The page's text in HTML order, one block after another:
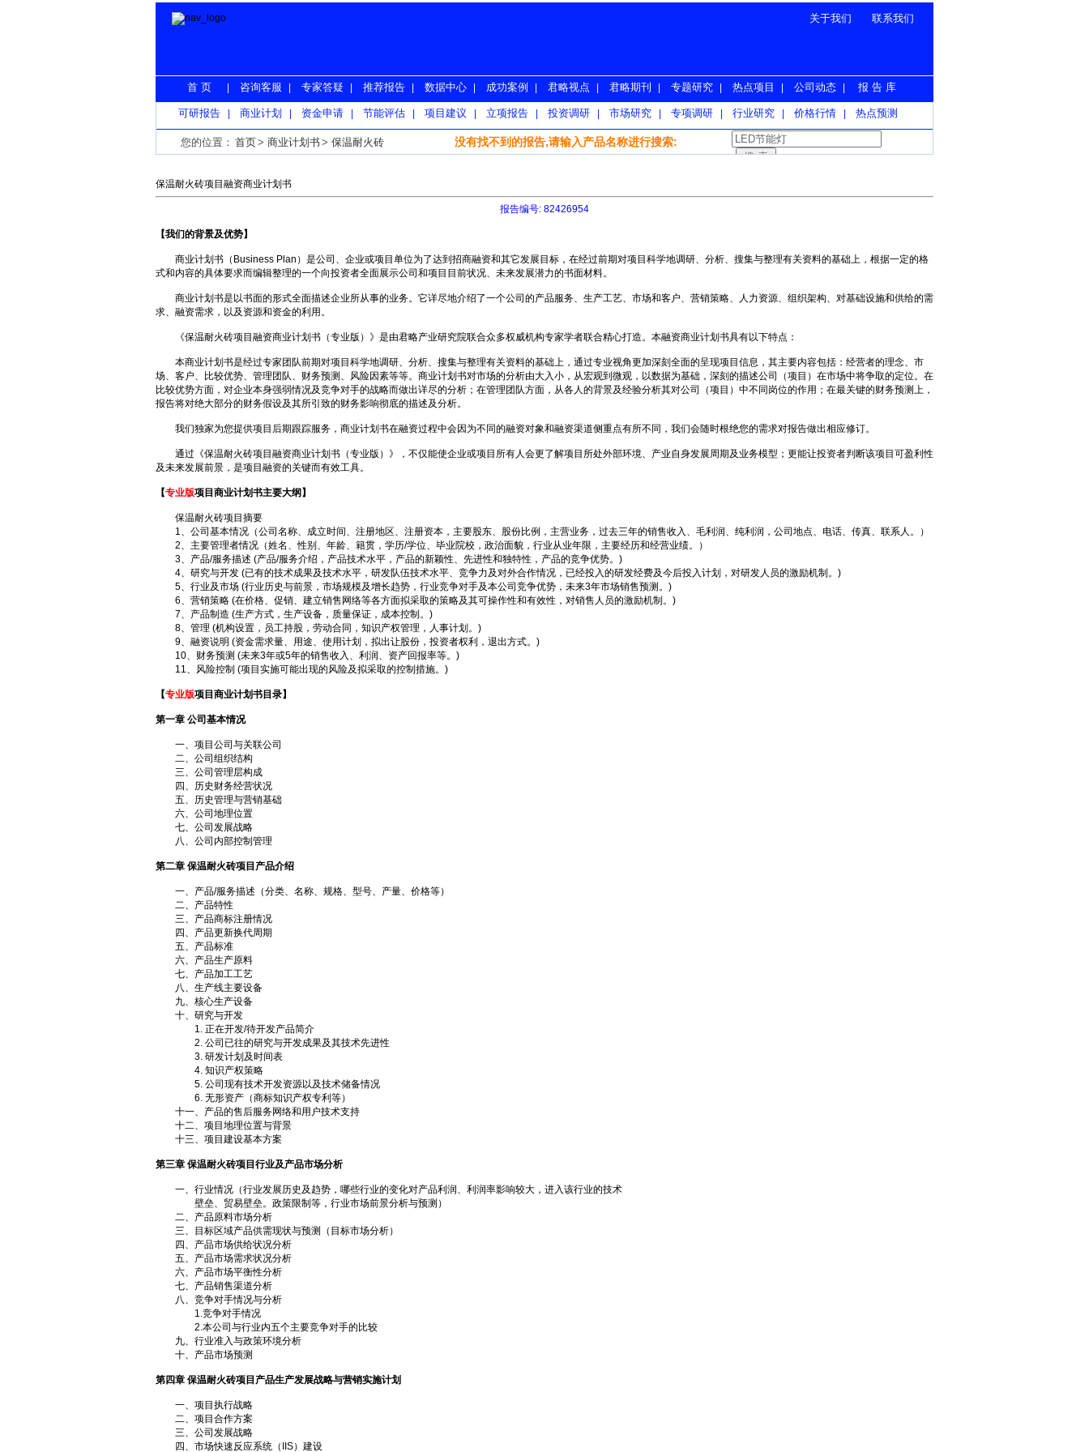
关于我们 联系我们
首 页 咨询客服 专家答疑 推荐报告 数据中心 成功案例 君略视点 君略期刊 专题研究 热点项目 公司动态 报 告 库
可研报告 商业计划 资金申请 节能评估 项目建议 立项报告 投资调研 市场研究 专项调研 行业研究 价格行情 热点预测
您的位置： 首页> 商业计划书 > 保温耐火砖 没有找不到的报告,请输入产品名称进行搜索:
保温耐火砖项目融资商业计划书
报告编号: 82426954
【我们的背景及优势】
商业计划书（Business Plan）是公司、企业或项目单位为了达到招商融资和其它发展目标，在经过前期对项目科学地调研、分析、搜集与整理有关资料的基础上，根据一定的格
式和内容的具体要求而编辑整理的一个向投资者全面展示公司和项目目前状况、未来发展潜力的书面材料。
商业计划书是以书面的形式全面描述企业所从事的业务。它详尽地介绍了一个公司的产品服务、生产工艺、市场和客户、营销策略、人力资源、组织架构、对基础设施和供给的需
求、融资需求，以及资源和资金的利用。
《保温耐火砖项目融资商业计划书（专业版）》是由君略产业研究院联合众多权威机构专家学者联合精心打造。本融资商业计划书具有以下特点：
本商业计划书是经过专家团队前期对项目科学地调研、分析、搜集与整理有关资料的基础上，通过专业视角更加深刻全面的呈现项目信息，其主要内容包括：经营者的理念、市
场、客户、比较优势、管理团队、财务预测、风险因素等等。商业计划书对市场的分析由大入小，从宏观到微观，以数据为基础，深刻的描述公司（项目）在市场中将争取的定位。在
比较优势方面，对企业本身强弱情况及竞争对手的战略而做出详尽的分析；在管理团队方面，从各人的背景及经验分析其对公司（项目）中不同岗位的作用；在最关键的财务预测上，
报告将对绝大部分的财务假设及其所引致的财务影响彻底的描述及分析。
我们独家为您提供项目后期跟踪服务，商业计划书在融资过程中会因为不同的融资对象和融资渠道侧重点有所不同，我们会随时根绝您的需求对报告做出相应修订。
通过《保温耐火砖项目融资商业计划书（专业版）》，不仅能使企业或项目所有人会更了解项目所处外部环境、产业自身发展周期及业务模型；更能让投资者判断该项目可盈利性
及未来发展前景，是项目融资的关键而有效工具。
【专业版项目商业计划书主要大纲】
保温耐火砖项目摘要
1、公司基本情况（公司名称、成立时间、注册地区、注册资本，主要股东、股份比例，主营业务，过去三年的销售收入、毛利润、纯利润，公司地点、电话、传真、联系人。）
2、主要管理者情况（姓名、性别、年龄、籍贯，学历/学位、毕业院校，政治面貌，行业从业年限，主要经历和经营业绩。）
3、产品/服务描述 (产品/服务介绍，产品技术水平，产品的新颖性、先进性和独特性，产品的竞争优势。)
4、研究与开发 (已有的技术成果及技术水平，研发队伍技术水平、竞争力及对外合作情况，已经投入的研发经费及今后投入计划，对研发人员的激励机制。)
5、行业及市场 (行业历史与前景，市场规模及增长趋势，行业竞争对手及本公司竞争优势，未来3年市场销售预测。)
6、营销策略 (在价格、促销、建立销售网络等各方面拟采取的策略及其可操作性和有效性，对销售人员的激励机制。)
7、产品制造 (生产方式，生产设备，质量保证，成本控制。)
8、管理 (机构设置，员工持股，劳动合同，知识产权管理，人事计划。)
9、融资说明 (资金需求量、用途、使用计划，拟出让股份，投资者权利，退出方式。)
10、财务预测 (未来3年或5年的销售收入、利润、资产回报率等。)
11、风险控制 (项目实施可能出现的风险及拟采取的控制措施。)
【专业版项目商业计划书目录】
第一章 公司基本情况
一、项目公司与关联公司
二、公司组织结构
三、公司管理层构成
四、历史财务经营状况
五、历史管理与营销基础
六、公司地理位置
七、公司发展战略
八、公司内部控制管理
第二章 保温耐火砖项目产品介绍
一、产品/服务描述（分类、名称、规格、型号、产量、价格等）
二、产品特性
三、产品商标注册情况
四、产品更新换代周期
五、产品标准
六、产品生产原料
七、产品加工工艺
八、生产线主要设备
九、核心生产设备
十、研究与开发
1. 正在开发/待开发产品简介
2. 公司已往的研究与开发成果及其技术先进性
3. 研发计划及时间表
4. 知识产权策略
5. 公司现有技术开发资源以及技术储备情况
6. 无形资产（商标知识产权专利等）
十一、产品的售后服务网络和用户技术支持
十二、项目地理位置与背景
十三、项目建设基本方案
第三章 保温耐火砖项目行业及产品市场分析
一、行业情况（行业发展历史及趋势，哪些行业的变化对产品利润、利润率影响较大，进入该行业的技术
壁垒、贸易壁垒。政策限制等，行业市场前景分析与预测）
二、产品原料市场分析
三、目标区域产品供需现状与预测（目标市场分析）
四、产品市场供给状况分析
五、产品市场需求状况分析
六、产品市场平衡性分析
七、产品销售渠道分析
八、竞争对手情况与分析
1.竞争对手情况
2.本公司与行业内五个主要竞争对手的比较
九、行业准入与政策环境分析
十、产品市场预测
第四章 保温耐火砖项目产品生产发展战略与营销实施计划
一、项目执行战略
二、项目合作方案
三、公司发展战略
四、市场快速反应系统（IIS）建设